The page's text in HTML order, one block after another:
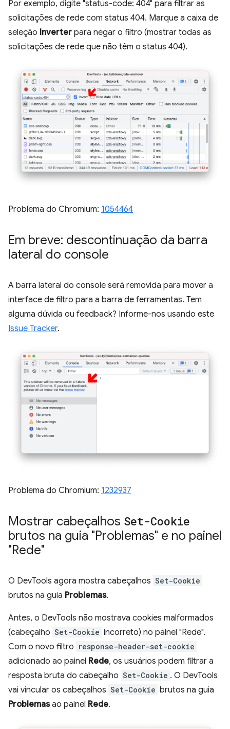
Por exemplo, digite "status-code: 404" para filtrar as
solicitações de rede com status 404. Marque a caixa de
seleção Inverter para negar o filtro (mostrar todas as
solicitações de rede que não têm o status 404).
Problema do Chromium: 1054464
Em breve: descontinuação da barra
lateral do console
A barra lateral do console será removida para mover a
interface de filtro para a barra de ferramentas. Tem
alguma dúvida ou feedback? Informe-nos usando este
Issue Tracker.
Problema do Chromium: 1232937
Mostrar cabeçalhos Set-Cookie
brutos na guia "Problemas" e no painel
"Rede"
O DevTools agora mostra cabeçalhos Set-Cookie
brutos na guia Problemas.
Antes, o DevTools não mostrava cookies malformados
(cabeçalho Set-Cookie incorreto) no painel "Rede".
Com o novo filtro response-header-set-cookie
adicionado ao painel Rede, os usuários podem filtrar a
resposta bruta do cabeçalho Set-Cookie . O DevTools
vai vincular os cabeçalhos Set-Cookie brutos na guia
Problemasao painel Rede.